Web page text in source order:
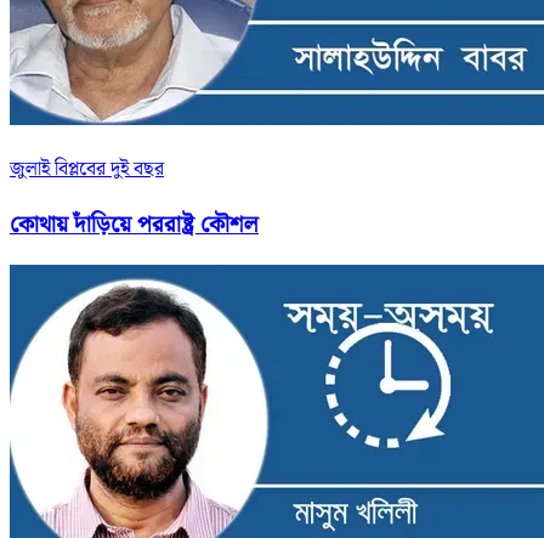
জুলাই বিপ্লবের দুই বছর
কোথায় দাঁড়িয়ে পররাষ্ট্র কৌশল